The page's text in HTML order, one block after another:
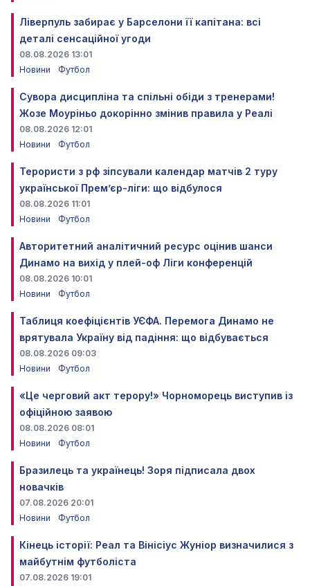
Ліверпуль забирає у Барселони її капітана: всі
деталі сенсаційної угоди
08.08.2026 13:01
Новини
Футбол
Сувора дисципліна та спільні обіди з тренерами!
Жозе Моуріньо докорінно змінив правила у Реалі
08.08.2026 12:01
Новини
Футбол
Терористи з рф зіпсували календар матчів 2 туру
української Прем’єр-ліги: що відбулося
08.08.2026 11:01
Новини
Футбол
Авторитетний аналітичний ресурс оцінив шанси
Динамо на вихід у плей-оф Ліги конференцій
08.08.2026 10:01
Новини
Футбол
Таблиця коефіцієнтів УЄФА. Перемога Динамо не
врятувала Україну від падіння: що відбувається
08.08.2026 09:03
Новини
Футбол
«Це черговий акт терору!» Чорноморець виступив із
офіційною заявою
08.08.2026 08:01
Новини
Футбол
Бразилець та українець! Зоря підписала двох
новачків
07.08.2026 20:01
Новини
Футбол
Кінець історії: Реал та Вінісіус Жуніор визначилися з
майбутнім футболіста
07.08.2026 19:01